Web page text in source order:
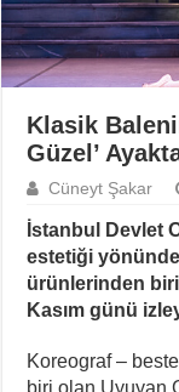
Klasik
Güzel’
Cüneyt Şakar
İstanbul Devlet
estetiği
ürünlerinden
Kasım günü
Koreograf –
biri olan Uyuyan